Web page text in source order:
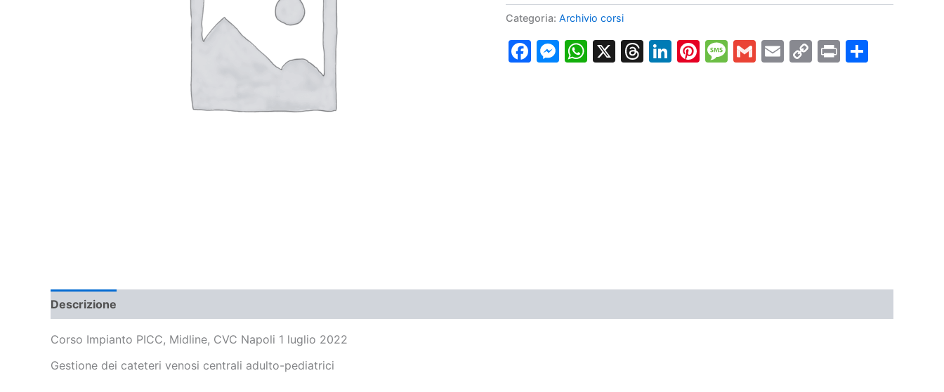
Midline,
Napoli
Categoria: Archivio corsi
Facebook
Messenger
WhatsApp
X Threads
LinkedIn
Pinterest
Message
GmailEmailCopy
Print
Descrizione
Corso Impianto PICC, Midline, CVC Napoli 1 luglio 2022
Gestione dei cateteri venosi centrali adulto-pediatrici